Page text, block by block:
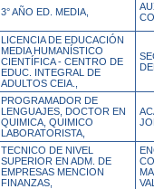
3° AÑO ED. MEDIA,
LICENCIA DE EDUCACIÓN
MEDIA HUMANÍSTICO
CIENTÍFICA - CENTRO DE
EDUC. INTEGRAL DE
ADULTOS CEIA.,
PROGRAMADOR DE
LENGUAJES, DOCTOR EN
QUIMICA, QUIMICO
LABORATORISTA,
TECNICO DE NIVEL
SUPERIOR EN ADM. DE
EMPRESAS MENCION
FINANZAS,